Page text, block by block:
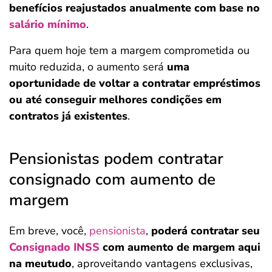
benefícios reajustados anualmente com base no
salário mínimo.
Para quem hoje tem a margem comprometida ou
muito reduzida, o aumento será uma
oportunidade de voltar a contratar empréstimos
ou até conseguir melhores condições em
contratos já existentes.
Pensionistas podem contratar
consignado com aumento de
margem
Em breve, você, pensionista, poderá contratar seu
Consignado INSS com aumento de margem aqui
na meutudo, aproveitando vantagens exclusivas,